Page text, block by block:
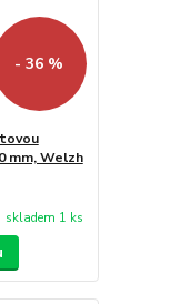
- 36 %
mm, Welzh
skladem 1 ks